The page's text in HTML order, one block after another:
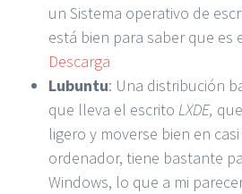
un Sistema operativo de
está bien para saber que es
Descarga
Lubuntu: Una distribución
que lleva el escrito LXDE,
ligero y moverse bien en
ordenador, tiene bastante
Windows, lo que a mi